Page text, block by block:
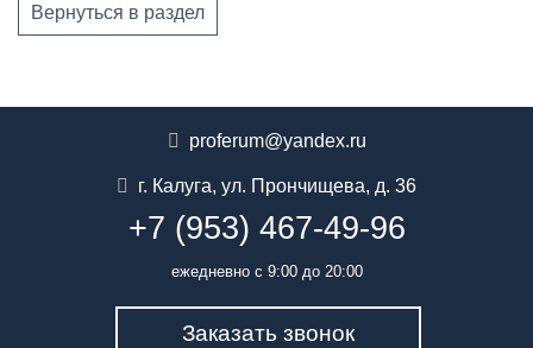
Вернуться в раздел
proferum@yandex.ru
г. Калуга, ул. Прончищева, д. 36
+7 (953) 467-49-96
ежедневно с 9:00 до 20:00
Заказать звонок